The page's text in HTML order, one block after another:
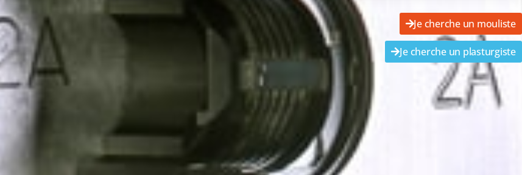
Je cherche un mouliste
Je cherche un plasturgiste